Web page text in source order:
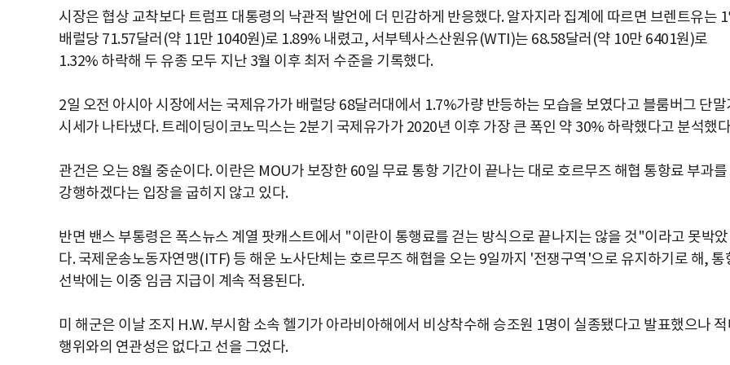
시장은 협상 교착보다 트럼프 대통령의 낙관적 발언에 더 민감하게 반응했다. 알자지라 집계에 따르면 브렌트유는 1
배럴당 71.57달러(약 11만 1040원)로 1.89% 내렸고, 서부텍사스산원유(WTI)는 68.58달러(약 10만 6401원)로
1.32% 하락해 두 유종 모두 지난 3월 이후 최저 수준을 기록했다.
2일 오전 아시아 시장에서는 국제유가가 배럴당 68달러대에서 1.7%가량 반등하는 모습을 보였다고 블룸버그 단말
시세가 나타냈다. 트레이딩이코노믹스는 2분기 국제유가가 2020년 이후 가장 큰 폭인 약 30% 하락했다고 분석했
관건은 오는 8월 중순이다. 이란은 MOU가 보장한 60일 무료 통항 기간이 끝나는 대로 호르무즈 해협 통항료 부과를
강행하겠다는 입장을 굽히지 않고 있다.
반면 밴스 부통령은 폭스뉴스 계열 팟캐스트에서 "이란이 통행료를 걷는 방식으로 끝나지는 않을 것"이라고 못박았
다. 국제운송노동자연맹(ITF) 등 해운 노사단체는 호르무즈 해협을 오는 9일까지 '전쟁구역'으로 유지하기로 해, 통
선박에는 이중 임금 지급이 계속 적용된다.
미 해군은 이날 조지 H.W. 부시함 소속 헬기가 아라비아해에서 비상착수해 승조원 1명이 실종됐다고 발표했으나 적
행위와의 연관성은 없다고 선을 그었다.